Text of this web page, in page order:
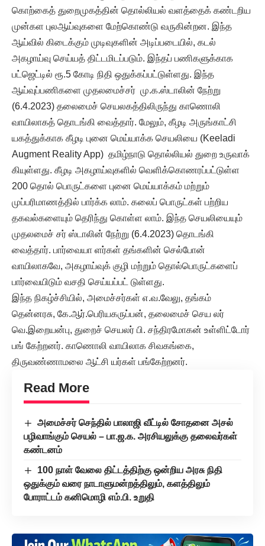
கொற்கைத் துறைமுகத்தின் தொல்லியல் வளத்தைக் கண்டறிய
முன்கள புலஆய்வுகளை மேற்கொண்டு வருகின்றன. இந்த
ஆய்வில் கிடைக்கும் முடிவுகளின் அடிப்படையில், கடல்
அகழாய்வு செய்யத் திட்டமிடப்படும். இந்தப் பணிகளுக்காக
பட்ஜெட்டில் ரூ.5 கோடி நிதி ஒதுக்கப்பட்டுள்ளது. இந்த
ஆய்வுப்பணிகளை முதலமைச்சர் மு.க.ஸ்டாலின் நேற்று
(6.4.2023) தலைமைச் செயலகத்திலிருந்து காணொலி
வாயிலாகத் தொடங்கி வைத்தார். மேலும், கீழடி அருங்காட்சி
யகத்துக்காக கீழடி புனை மெய்யாக்க செயலியை (Keeladi
Augment Reality App) தமிழ்நாடு தொல்லியல் துறை உருவாக்
கியுள்ளது. கீழடி அகழாய்வுகளில் வெளிக்கொணரப்பட்டுள்ள
200 தொல் பொருட்களை புனை மெய்யாக்கம் மற்றும்
முப்பரிமாணத்தில் பார்க்க லாம். கலைப் பொருட்கள் பற்றிய
தகவல்களையும் தெரிந்து கொள்ள லாம். இந்த செயலியையும்
முதலமைச் சர் ஸ்டாலின் நேற்று (6.4.2023) தொடங்கி
வைத்தார். பார்வையா ளர்கள் தங்களின் செல்போன்
வாயிலாகவே, அகழாய்வுக் குழி மற்றும் தொல்பொருட்களைப்
பார்வையிடும் வசதி செய்யப்பட் டுள்ளது.
இந்த நிகழ்ச்சியில், அமைச்சர்கள் எ.வ.வேலு, தங்கம்
தென்னரசு, கே.ஆர்.பெரியகருப்பன், தலைமைச் செய லர்
வெ.இறையன்பு, துறைச் செயலர் பி. சந்திரமோகன் உள்ளிட்டோர்
பங் கேற்றனர். காணொலி வாயிலாக சிவகங்கை,
திருவண்ணாமலை ஆட்சி யர்கள் பங்கேற்றனர்.
Read More
அமைச்சர் செந்தில் பாலாஜி வீட்டில் சோதனை அசல்
பழிவாங்கும் செயல் – பா.ஜ.க. அரசியலுக்கு தலைவர்கள்
கண்டனம்
100 நாள் வேலை திட்டத்திற்கு ஒன்றிய அரசு நிதி
ஒதுக்கும் வரை நாடாளுமன்றத்திலும், களத்திலும்
போராட்டம் கனிமொழி எம்.பி. உறுதி